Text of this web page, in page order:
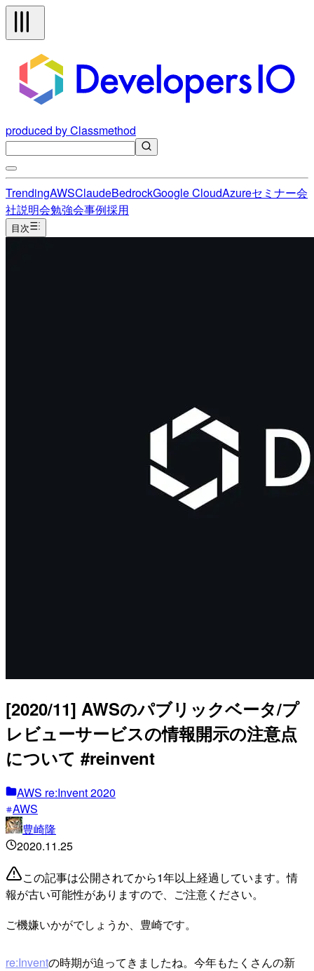
produced by Classmethod
TrendingAWSClaudeBedrockGoogle CloudAzureセミナー会
社説明会勉強会事例採用
目次
[2020/11] AWSのパブリックベータ/プ
レビューサービスの情報開示の注意点
について #reinvent
AWS re:Invent 2020
AWS
豊崎隆
2020.11.25
この記事は公開されてから1年以上経過しています。情
報が古い可能性がありますので、ご注意ください。
ご機嫌いかがでしょうか、豊崎です。
re:Inventの時期が迫ってきましたね。今年もたくさんの新